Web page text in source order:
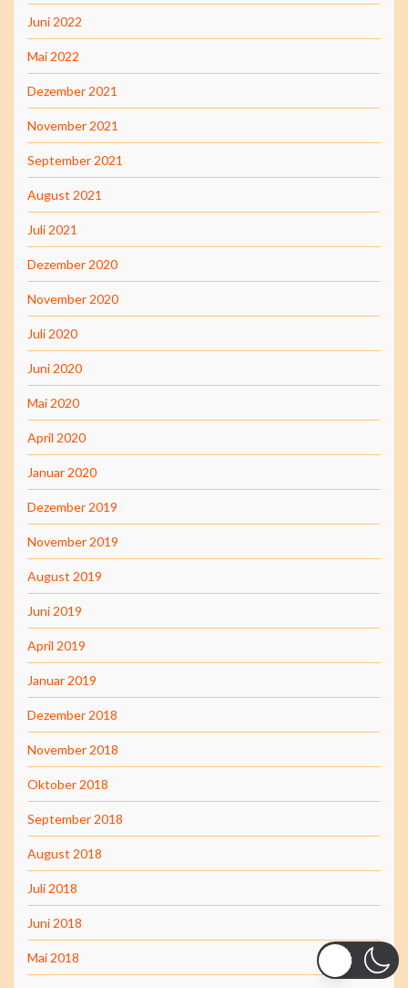
Juni 2022
Mai 2022
Dezember 2021
November 2021
September 2021
August 2021
Juli 2021
Dezember 2020
November 2020
Juli 2020
Juni 2020
Mai 2020
April 2020
Januar 2020
Dezember 2019
November 2019
August 2019
Juni 2019
April 2019
Januar 2019
Dezember 2018
November 2018
Oktober 2018
September 2018
August 2018
Juli 2018
Juni 2018
Mai 2018